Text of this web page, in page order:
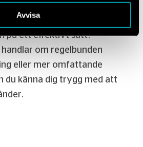
Avvisa
din bil. Det innebär att vi
eventuella problem
på ett effektivt sätt.
om regelbunden
eller mer omfattande
du känna dig trygg med att